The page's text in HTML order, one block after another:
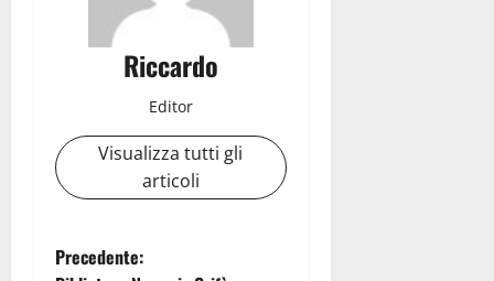
Riccardo
Editor
Visualizza tutti gli
articoli
N
Precedente: